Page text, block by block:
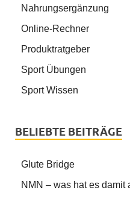
Nahrungsergänzung
Online-Rechner
Produktratgeber
Sport Übungen
Sport Wissen
BELIEBTE BEITRÄGE
Glute Bridge
NMN – was hat es damit